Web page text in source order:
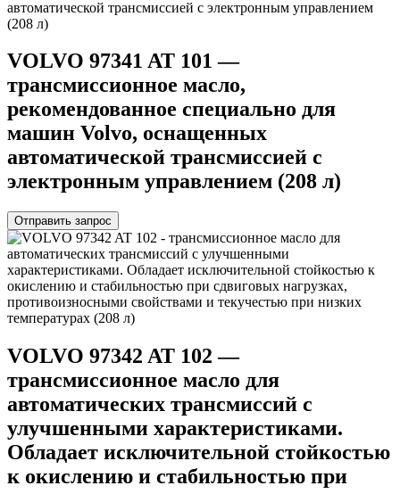
VOLVO 97341 AT 101 —
трансмиссионное масло,
рекомендованное специально для
машин Volvo, оснащенных
автоматической трансмиссией с
электронным управлением (208 л)
Отправить запрос
VOLVO 97342 AT 102 —
трансмиссионное масло для
автоматических трансмиссий с
улучшенными характеристиками.
Обладает исключительной стойкостью
к окислению и стабильностью при